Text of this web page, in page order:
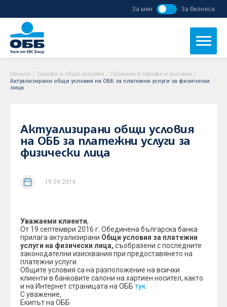
За мен За бизнеса
Начало / Тарифи и общи условия / Промени в тарифи и условия /
Актуализирани общи условия на ОББ за платежни услуги за физически
лица
Актуализирани общи условия
на ОББ за платежни услуги за
физически лица
19.09.2016
Уважаеми клиенти,
От 19 септември 2016 г. Обединена българска банка
прилага актуализирани Общи условия за платежни
услуги на физически лица, съобразени с последните
законодателни изисквания при предоставянето на
платежни услуги.
Общите условия са на разположение на всички
клиенти в банковите салони на хартиен носител, както
и на Интернет страницата на ОББ тук
С уважение,
Екипът на ОББ